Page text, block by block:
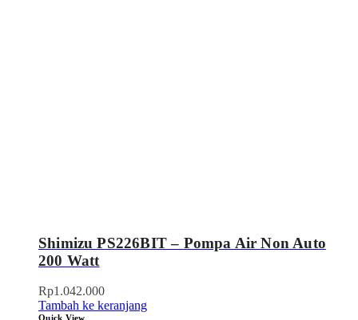
Shimizu PS226BIT – Pompa Air Non Auto
200 Watt
Rp1.042.000
Tambah ke keranjang
Quick View